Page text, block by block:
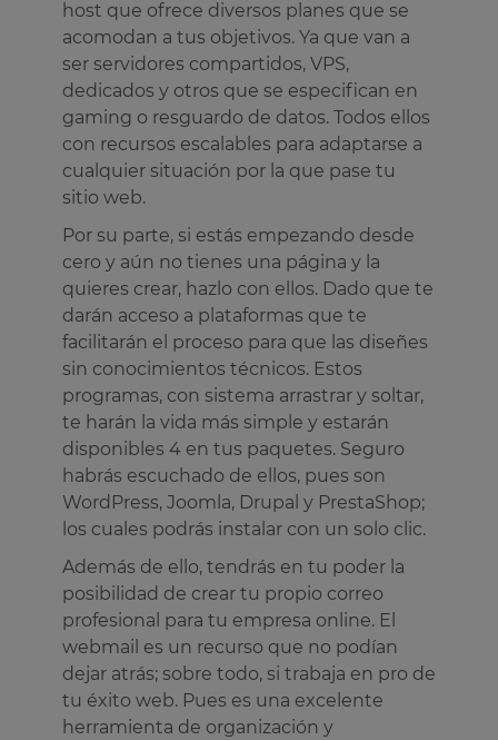
host que ofrece diversos planes que se
acomodan a tus objetivos. Ya que van a
ser servidores compartidos, VPS,
dedicados y otros que se especifican en
gaming o resguardo de datos. Todos ellos
con recursos escalables para adaptarse a
cualquier situación por la que pase tu
sitio web.
Por su parte, si estás empezando desde
cero y aún no tienes una página y la
quieres crear, hazlo con ellos. Dado que te
darán acceso a plataformas que te
facilitarán el proceso para que las diseñes
sin conocimientos técnicos. Estos
programas, con sistema arrastrar y soltar,
te harán la vida más simple y estarán
disponibles 4 en tus paquetes. Seguro
habrás escuchado de ellos, pues son
WordPress, Joomla, Drupal y PrestaShop;
los cuales podrás instalar con un solo clic.
Además de ello, tendrás en tu poder la
posibilidad de crear tu propio correo
profesional para tu empresa online. El
webmail es un recurso que no podían
dejar atrás; sobre todo, si trabaja en pro de
tu éxito web. Pues es una excelente
herramienta de organización y